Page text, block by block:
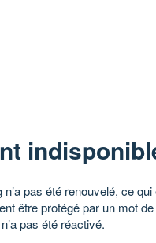
pas été renouvelé, ce
être protégé par un mot
pas été réactivé.